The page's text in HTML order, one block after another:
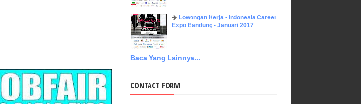
Lowongan Kerja - Indonesia Career
Expo Bandung - Januari 2017
...
Baca Yang Lainnya...
CONTACT FORM